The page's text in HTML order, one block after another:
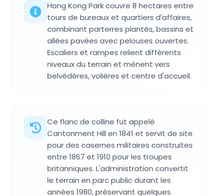
Hong Kong Park couvre 8 hectares entre
tours de bureaux et quartiers d'affaires,
combinant parterres plantés, bassins et
allées pavées avec pelouses ouvertes.
Escaliers et rampes relient différents
niveaux du terrain et mènent vers
belvédères, volières et centre d'accueil.
Ce flanc de colline fut appelé
Cantonment Hill en 1841 et servit de site
pour des casernes militaires construites
entre 1867 et 1910 pour les troupes
britanniques. L'administration convertit
le terrain en parc public durant les
années 1980, préservant quelques